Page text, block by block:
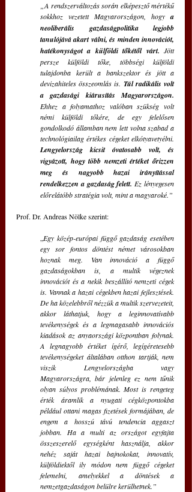
„A rendszerváltozás során elképesztő mértékű
sokkhoz vezetett Magyarországon, hogy a
neoliberális gazdaságpolitika legjobb
tanulójává akart válni, és minden innovációt,
hatékonyságot a külföldi tőkétől várt. Jött
persze külföldi tőke, többségi külföldi
tulajdonba került a bankszektor és jött a
devizahiteles összeomlás is. Túl radikális volt
a gazdasági kiárusítás Magyarországon.
Ehhez a folyamathoz valóban szükség volt
némi külföldi tőkére, de egy felelősen
gondolkodó államban nem lett volna szabad a
Lengyelország kicsit óvatosabb volt, és
vigyázott, hogy több nemzeti értéket őrizzen
meg és nagyobb hazai irányítással
rendelkezzen a gazdaság felett. Ez lényegesen
előrelátóbb stratégia volt, mint a magyaroké.”
Prof. Dr. Andreas Nölke szerint:
„Egy közép-európai függő gazdaság esetében
egy sor fontos döntést német városokban
hoznak meg. Van innováció a függő
gazdaságokban is, a multik végeznek
innovációt és a nekik beszállító nemzeti cégek
is. Vannak a hazai cégekben hazai fejlesztések.
De ha közelebbről nézzük a multik szervezeteit,
akkor láthatjuk, hogy a leginnovatívabb
tevékenységek és a legmagasabb innovációs
kiadások az anyaországi központban folynak.
A legnagyobb értéket ígérő, legígéretesebb
tevékenységeket általában otthon tartják, nem
viszik Lengyelországba vagy
Magyarországra, bár jelenleg ez nem tűnik
olyan súlyos problémának. Most is rengeteg
érték áramlik a nyugati cégközpontokba
például ottani magas fizetések formájában, de
engem a hosszú távú tendencia aggaszt
jobban. Ha a multi az országot egyfajta
összeszerelő egységként használja, akkor
nehéz saját hazai bajnokokat, innovatív,
külföldiektől ily módon nem függő cégeket
felemelni, amelyekkel a döntések a
nemzetgazdaságon belülre kerülhetnek.”